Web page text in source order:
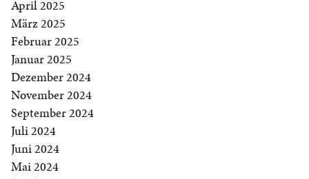
April 2025
März 2025
Februar 2025
Januar 2025
Dezember 2024
November 2024
September 2024
Juli 2024
Juni 2024
Mai 2024